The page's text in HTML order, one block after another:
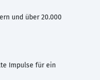
und über 20.000
Impulse für ein